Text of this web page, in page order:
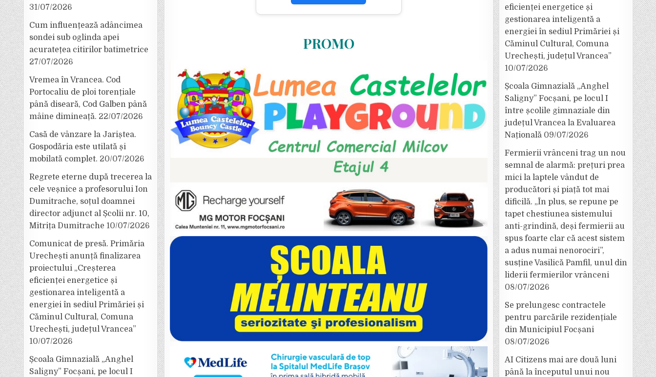
PROMO
31/07/2026
Cum influențează adâncimea
sondei sub oglinda apei
acuratețea citirilor batimetrice
27/07/2026
Vremea în Vrancea. Cod
Portocaliu de ploi torențiale
până diseară, Cod Galben până
mâine dimineață. 22/07/2026
Casă de vânzare la Jariștea.
Gospodăria este utilată și
mobilată complet. 20/07/2026
Regrete eterne după trecerea la
cele veșnice a profesorului Ion
Dumitrache, soțul doamnei
director adjunct al Școlii nr. 10,
Mitrița Dumitrache 10/07/2026
Comunicat de presă. Primăria
Urechești anunță finalizarea
proiectului „Creșterea
eficienței energetice și
gestionarea inteligentă a
energiei în sediul Primăriei și
Căminul Cultural, Comuna
Urechești, județul Vrancea”
10/07/2026
Școala Gimnazială „Anghel
Saligny” Focșani, pe locul I
eficienței energetice și
gestionarea inteligentă a
energiei în sediul Primăriei și
Căminul Cultural, Comuna
Urechești, județul Vrancea”
10/07/2026
Școala Gimnazială „Anghel
Saligny” Focșani, pe locul I
între școlile gimnaziale din
județul Vrancea la Evaluarea
Națională 09/07/2026
Fermierii vrânceni trag un nou
semnal de alarmă: prețuri prea
mici la laptele vândut de
producători și piață tot mai
dificilă. „În plus, se repune pe
tapet chestiunea sistemului
anti-grindină, deși fermierii au
spus foarte clar că acest sistem
a adus numai nenorociri”,
susține Vasilică Pamfil, unul din
liderii fermierilor vrânceni
08/07/2026
Se prelungesc contractele
pentru parcările rezidențiale
din Municipiul Focșani
08/07/2026
AI Citizens mai are două luni
până la începutul unui nou